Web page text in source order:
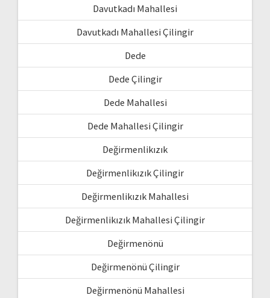
Davutkadı Mahallesi
Davutkadı Mahallesi Çilingir
Dede
Dede Çilingir
Dede Mahallesi
Dede Mahallesi Çilingir
Değirmenlikızık
Değirmenlikızık Çilingir
Değirmenlikızık Mahallesi
Değirmenlikızık Mahallesi Çilingir
Değirmenönü
Değirmenönü Çilingir
Değirmenönü Mahallesi